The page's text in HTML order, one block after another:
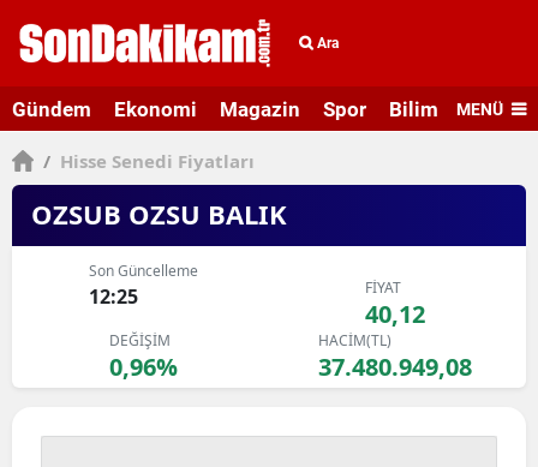
Ara
Gündem Ekonomi Magazin Spor Bilim veMENÜ
/ Hisse Senedi Fiyatları
OZSUB OZSU BALIK
Son Güncelleme
12:25 FİYAT
40,12
DEĞİŞİM
0,96%
HACİM(TL)
37.480.949,08